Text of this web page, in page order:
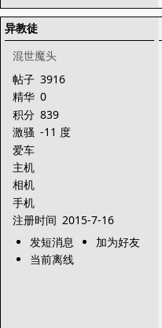
异教徒
混世魔头
帖子 3916
精华 0
积分 839
激骚 -11 度
爱车
主机
相机
手机
注册时间 2015-7-16
发短消息
加为好友
当前离线